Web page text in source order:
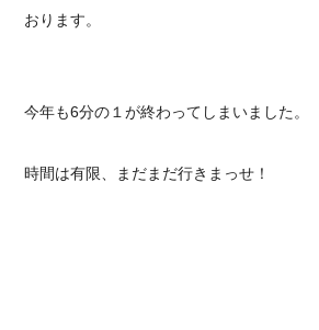
おります。
今年も6分の１が終わってしまいました。
時間は有限、まだまだ行きまっせ！